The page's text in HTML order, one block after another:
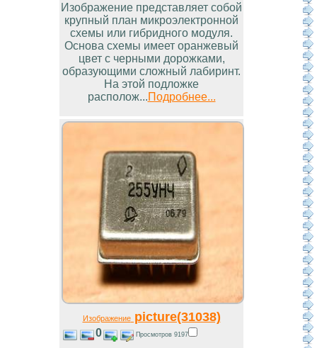
Изображение представляет собой
крупный план микроэлектронной
схемы или гибридного модуля.
Основа схемы имеет оранжевый
цвет с черными дорожками,
образующими сложный лабиринт.
На этой подложке
располож...Подробнее...
Изображениеpicture(31038)
0 Просмотров 9197